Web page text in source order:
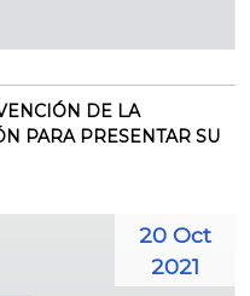
DE LA
PARA PRESENTAR SU
20 Oct
2021